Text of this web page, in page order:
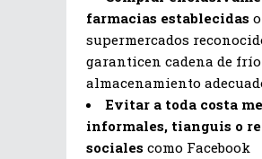
farmacias establecidas o
supermercados
garanticen cadena de
almacenamiento
Evitar a toda costa
informales, tianguis o
sociales como Facebook